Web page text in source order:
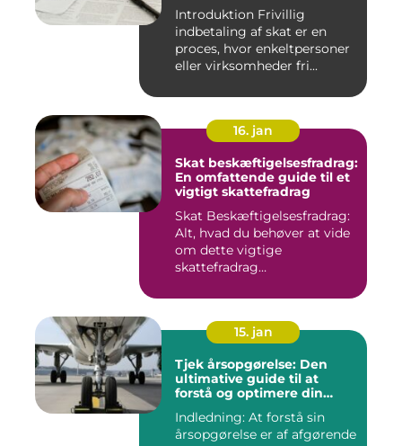
Introduktion Frivillig
indbetaling af skat er en
proces, hvor enkeltpersoner
eller virksomheder fri...
16. jan
Skat beskæftigelsesfradrag:
En omfattende guide til et
vigtigt skattefradrag
Skat Beskæftigelsesfradrag:
Alt, hvad du behøver at vide
om dette vigtige
skattefradrag
15. jan
Tjek årsopgørelse: Den
ultimative guide til at
forstå og optimere din
Indledning: At forstå sin
årsopgørelse er af afgørende